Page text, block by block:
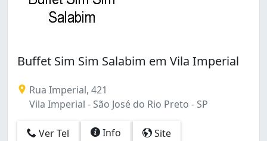
Buffet Sim Sim Salabim em Vila Imperial
Rua Imperial, 421
Vila Imperial - São José do Rio Preto - SP
Ver Tel Info Site